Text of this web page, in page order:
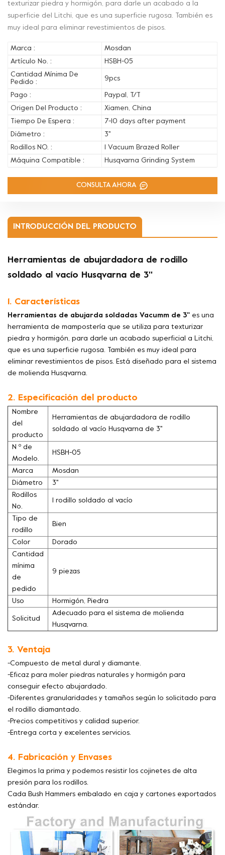
texturizar piedra y hormigón, para darle un acabado a la
superficie del Litchi, que es una superficie rugosa. También es
muy ideal para eliminar revestimientos de pisos.
Marca :
Mosdan
Artículo No. :
HSBH-05
Cantidad Mínima De
Pedido :
9pcs
Pago :
Paypal, T/T
Origen Del Producto :
Xiamen, China
Tiempo De Espera :
7-10 days after payment
Diámetro :
3''
Rodillos NO. :
1 Vacuum Brazed Roller
Máquina Compatible :
Husqvarna Grinding System
CONSULTA AHORA
INTRODUCCIÓN DEL PRODUCTO
Herramientas de abujardadora de rodillo
soldado al vacío Husqvarna de 3''
1. Características
Herramientas de abujarda soldadas Vacumm de 3'' es una
herramienta de mampostería que se utiliza para texturizar
piedra y hormigón, para darle un acabado superficial a Litchi,
que es una superficie rugosa. También es muy ideal para
eliminar revestimientos de pisos. Está diseñado para el sistema
de molienda Husqvarna.
2. Especificación del producto
Nombre
del
producto
Herramientas de abujardadora de rodillo
soldado al vacío Husqvarna de 3''
N º de
Modelo.
HSBH-05
Marca
Mosdan
Diámetro
3''
Rodillos
No.
1 rodillo soldado al vacío
Tipo de
rodillo
Bien
Color
Dorado
Cantidad
mínima
de
pedido
9 piezas
Uso Hormigón, Piedra
Solicitud
Adecuado para el sistema de molienda
Husqvarna.
3. Ventaja
-Compuesto de metal dural y diamante.
-Eficaz para moler piedras naturales y hormigón para
conseguir efecto abujardado.
-Diferentes granularidades y tamaños según lo solicitado para
el rodillo diamantado.
-Precios competitivos y calidad superior.
-Entrega corta y excelentes servicios.
4. Fabricación y Envases
Elegimos la prima y podemos resistir los cojinetes de alta
presión para los rodillos.
Cada Bush Hammers embalado en caja y cartones exportados
estándar.